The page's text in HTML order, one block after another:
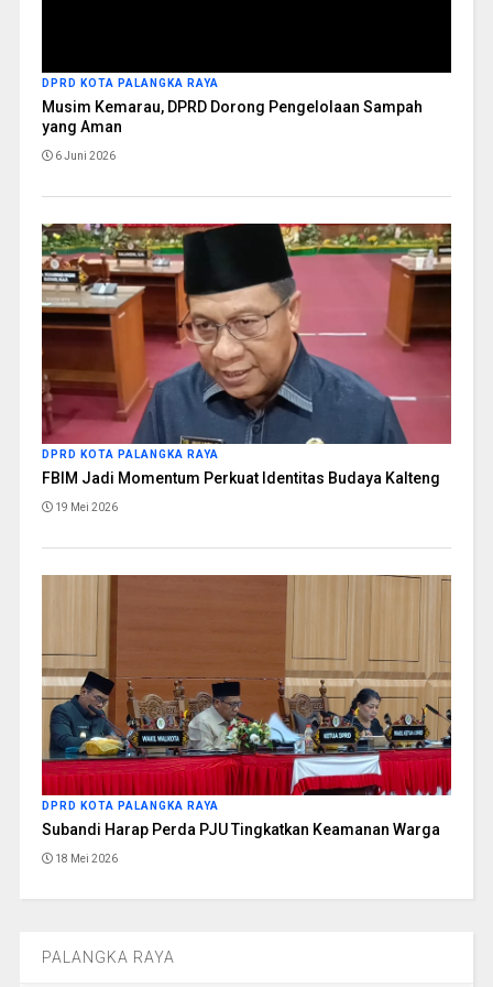
DPRD KOTA PALANGKA RAYA
Musim Kemarau, DPRD Dorong Pengelolaan Sampah
yang Aman
6 Juni 2026
DPRD KOTA PALANGKA RAYA
FBIM Jadi Momentum Perkuat Identitas Budaya Kalteng
19 Mei 2026
DPRD KOTA PALANGKA RAYA
Subandi Harap Perda PJU Tingkatkan Keamanan Warga
18 Mei 2026
PALANGKA RAYA